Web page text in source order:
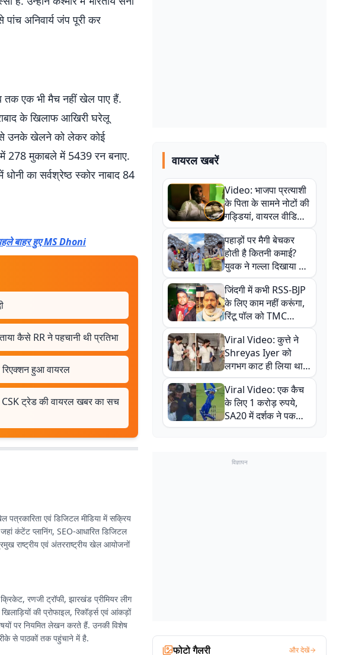
अनिवार्य जंप पूरी कर
तक एक भी मैच नहीं खेल पाए हैं.
के खिलाफ आखिरी घरेलू
से उनके खेलने को लेकर कोई
278 मुकाबले में 5439 रन बनाए.
का सर्वश्रेष्ठ स्कोर नाबाद 84
बाहर हुए MS Dhoni
कैसे RR ने पहचानी थी प्रतिभा
हुआ वायरल
CSK ट्रेड की वायरल खबर का सच
एवं डिजिटल मीडिया में सक्रिय
कंटेंट प्लानिंग, SEO-आधारित डिजिटल
राष्ट्रीय एवं अंतरराष्ट्रीय खेल आयोजनों
रणजी ट्रॉफी, झारखंड प्रीमियर लीग
की प्रोफाइल, रिकॉर्ड्स एवं आंकड़ों
पर नियमित लेखन करते हैं. उनकी विशेष
से पाठकों तक पहुंचाने में है.
वायरल खबरें
Video: भाजपा प्रत्याशी
के पिता के सामने नोटों की
गड्डियां, वायरल वीडियो
से राजनीति में उबाल,
अजित महतो बोले- TMC
की गंदी चाल
पहाड़ों पर मैगी बेचकर
होती है कितनी कमाई?
युवक ने गल्ला दिखाया तो
नौकरी वालों के खड़े हो गए
कान
जिंदगी में कभी RSS-BJP
के लिए काम नहीं करूंगा,
रिंटू पॉल को TMC
ऑफिस में ले जाकर पीटा,
Video वायरल
Viral Video: कुत्ते ने
Shreyas Iyer को
लगभग काट ही लिया था,
न्यूजीलैंड सीरीज से पहले
बाल-बाल बचे
Viral Video: एक कैच
के लिए 1 करोड़ रुपये,
SA20 में दर्शक ने पकड़ा
एक हाथ से गजब का कैच
विज्ञापन
फोटो गैलरी और देखें